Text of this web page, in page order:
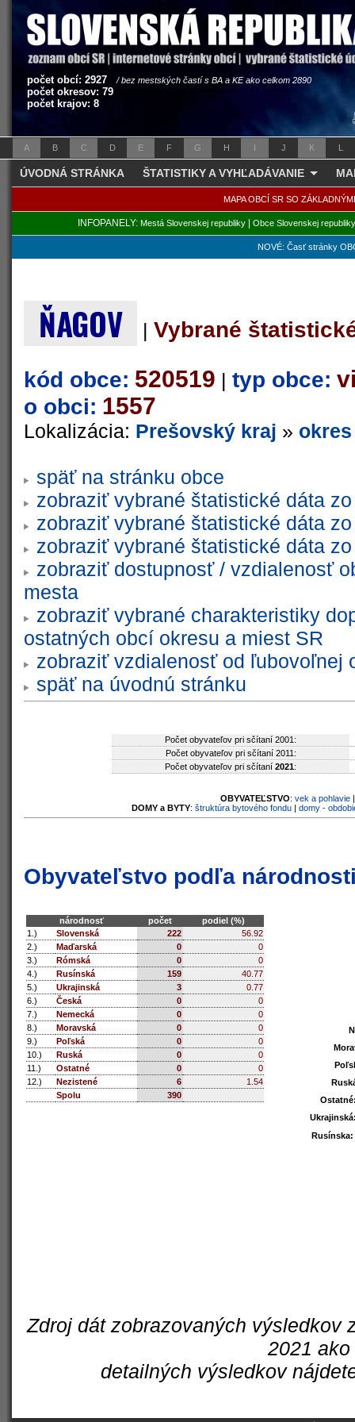
počet obcí: 2927 / bez mestských častí s BA a KE ako celkom 2890
počet okresov: 79
počet krajov: 8
A B C D E F G H I J K L
ÚVODNÁ STRÁNKA ŠTATISTIKY A VYHĽADÁVANIE
MAPA OBCÍ SR SO
INFOPANELY: Mestá Slovenskej republiky| Obce Slovenskej republiky
NOVÉ: Časť stránky
ŇAGOV |Vybrané
kód obce: 520519 | typ obce:
o obci: 1557
Lokalizácia: Prešovský kraj »
späť na stránku obce
zobraziť vybrané štatistické dáta
zobraziť vybrané štatistické dáta
zobraziť vybrané štatistické dáta
zobraziť dostupnosť / vzdialenosť
mesta
zobraziť vybrané charakteristiky
ostatných obcí okresu a miest SR
zobraziť vzdialenosť od ľubovoľnej
späť na úvodnú stránku
Počet obyvateľov pri sčítaní 2001:
Počet obyvateľov pri sčítaní 2011:
Počet obyvateľov pri sčítaní 2021:
OBYVATEĽSTVO: vek a pohlavie
DOMY a BYTY: štruktúra bytového fondu| domy -
Obyvateľstvo podľa
národnosť počet
podiel (%)
1.)
Slovenská 222
56.92
2.)
Maďarská 0
0
3.)
Rómská 0
0
4.)
Rusínská 159
40.77
5.)
Ukrajinská 3
0.77
6.)
Česká 0
0
7.)
Nemecká 0
0
8.)
Moravská 0
0
9.)
Poľská 0
0
10.)
Ruská 0
0
11.)
Ostatné 0
0
12.)
Nezistené 6
1.54
Spolu
390
Rusínska:
Rusínska:
Ukrajinská
Ukrajinská
Ostatné
Ostatné
Zdroj dát zobrazovaných výsledkov
2021
detailných výsledkov